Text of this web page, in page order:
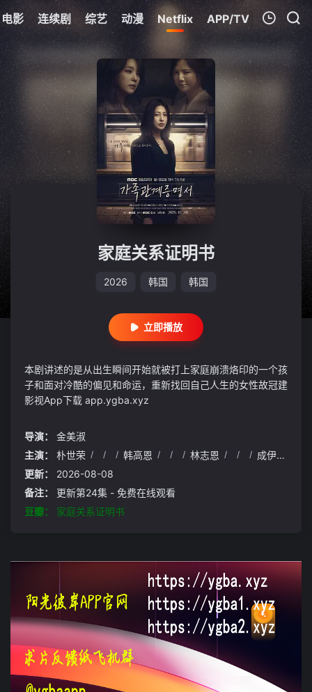
电影 连续剧 综艺 动漫 Netflix APP/TV
我的观影记录
暂无观看影片的记录
家庭关系证明书
2026 韩国 韩国
立即播放
本剧讲述的是从出生瞬间开始就被打上家庭崩溃烙印的一个孩
子和面对冷酷的偏见和命运，重新找回自己人生的女性故冠建
影视App下载 app.ygba.xyz
导演：
金美淑
主演：
朴世荣 / / / 韩高恩 / / / 林志恩 / / / 成伊言
更新：
2026-08-08
备注：
更新第24集 - 免费在线观看
豆瓣：
家庭关系证明书